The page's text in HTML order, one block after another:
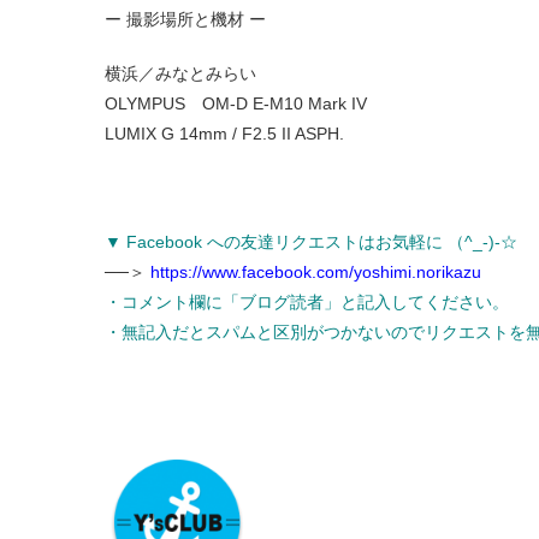
ー 撮影場所と機材 ー
横浜／みなとみらい
OLYMPUS OM-D E-M10 Mark IV
LUMIX G 14mm / F2.5 II ASPH.
▼ Facebook への友達リクエストはお気軽に （^_-)-☆
──＞ https://www.facebook.com/yoshimi.norikazu
・コメント欄に「ブログ読者」と記入してください。
・無記入だとスパムと区別がつかないのでリクエストを